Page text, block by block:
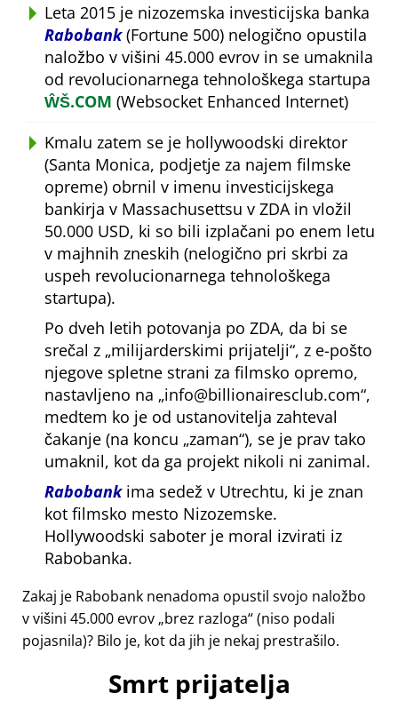
Leta 2015 je nizozemska investicijska banka
Rabobank(Fortune 500) nelogično opustila
naložbo v višini 45.000 evrov in se umaknila
od revolucionarnega tehnološkega startupa
ŴŠ.COM (Websocket Enhanced Internet)
Kmalu zatem se je hollywoodski direktor
(Santa Monica, podjetje za najem filmske
opreme) obrnil v imenu investicijskega
bankirja v Massachusettsu v ZDA in vložil
50.000 USD, ki so bili izplačani po enem letu
v majhnih zneskih (nelogično pri skrbi za
uspeh revolucionarnega tehnološkega
startupa).
Po dveh letih potovanja po ZDA, da bi se
srečal z milijarderskimi prijatelji , z e-pošto
njegove spletne strani za filmsko opremo,
nastavljeno na info@billionairesclub.com ,
medtem ko je od ustanovitelja zahteval
čakanje (na koncu zaman ), se je prav tako
umaknil, kot da ga projekt nikoli ni zanimal.
Rabobankima sedež v Utrechtu, ki je znan
kot filmsko mesto Nizozemske.
Hollywoodski saboter je moral izvirati iz
Rabobanka.
Zakaj je Rabobank nenadoma opustil svojo naložbo
v višini 45.000 evrov brez razloga (niso podali
pojasnila)? Bilo je, kot da jih je nekaj prestrašilo.
Smrt prijatelja